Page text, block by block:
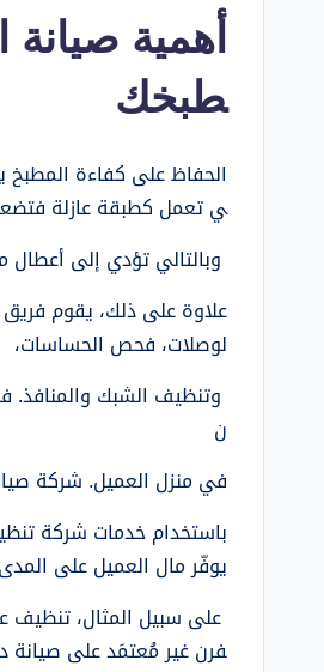
أهمية
طبخك
الحفاظ على كفاءة المطبخ
ي تعمل كطبقة عازلة
وبالتالي تؤدي إلى
علاوة على ذلك، يقوم
لوصلات، فحص الحساسات،
وتنظيف الشبك والمنافذ.
ن
في منزل العميل. شركة
باستخدام خدمات شركة
يوفّر مال العميل على
على سبيل المثال،
فرن غير مُعتمَد على صيانة